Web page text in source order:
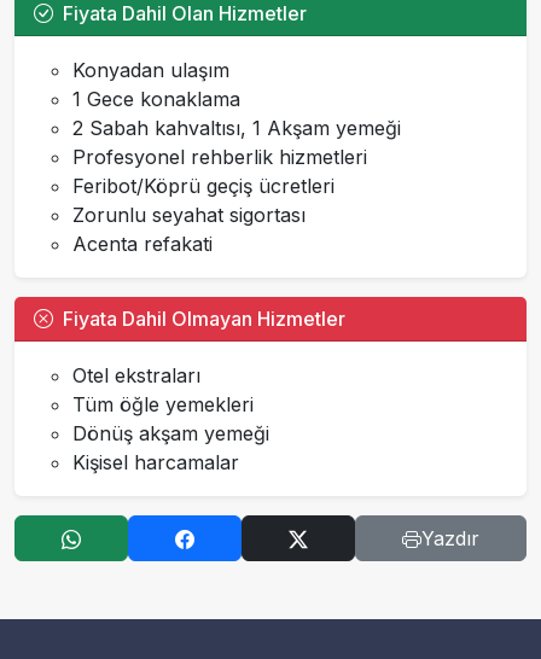
Fiyata Dahil Olan Hizmetler
Konyadan ulaşım
1 Gece konaklama
2 Sabah kahvaltısı, 1 Akşam yemeği
Profesyonel rehberlik hizmetleri
Feribot/Köprü geçiş ücretleri
Zorunlu seyahat sigortası
Acenta refakati
Fiyata Dahil Olmayan Hizmetler
Otel ekstraları
Tüm öğle yemekleri
Dönüş akşam yemeği
Kişisel harcamalar
Yazdır